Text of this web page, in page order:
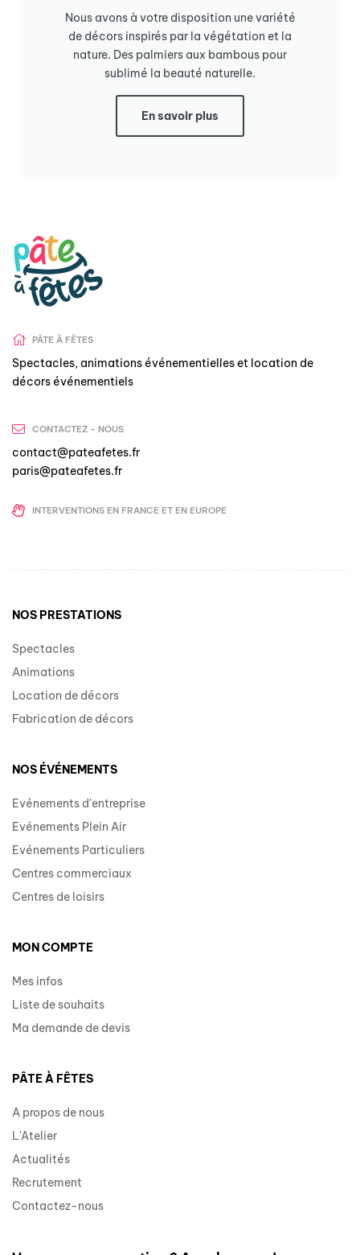
Nous avons à votre disposition une variété
de décors inspirés par la végétation et la
nature. Des palmiers aux bambous pour
sublimé la beauté naturelle.
En savoir plus
PÂTE Â FÊTES
Spectacles, animations événementielles et location de
décors événementiels
CONTACTEZ - NOUS
contact@pateafetes.fr
paris@pateafetes.fr
INTERVENTIONS EN FRANCE ET EN EUROPE
NOS PRESTATIONS
Spectacles
Animations
Location de décors
Fabrication de décors
NOS ÉVÉNEMENTS
Evénements d'entreprise
Evénements Plein Air
Evénements Particuliers
Centres commerciaux
Centres de loisirs
MON COMPTE
Mes infos
Liste de souhaits
Ma demande de devis
PÂTE À FÊTES
A propos de nous
L'Atelier
Actualités
Recrutement
Contactez-nous